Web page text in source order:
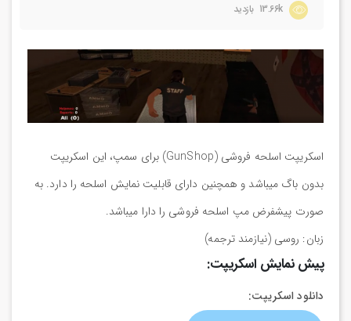
13.66k بازدید
اسکریپت اسلحه فروشی (GunShop) برای سمپ، این اسکریپت
بدون باگ میباشد و همچنین دارای قابلیت نمایش اسلحه را دارد. به
صورت پیشفرض مپ اسلحه فروشی را دارا میباشد.
زبان: روسی (نیازمند ترجمه)
پیش نمایش اسکریپت:
دانلود اسکریپت: